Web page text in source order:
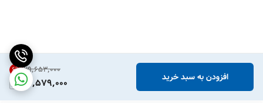
۲۹٬۶۵۳٬۰۰۰ 6%
27,579,000 افزودن به سبد خرید